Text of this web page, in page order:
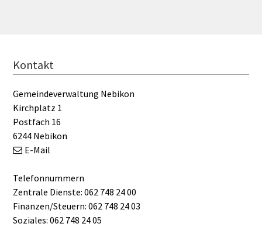
FOOTER
Kontakt
Gemeindeverwaltung Nebikon
Kirchplatz 1
Postfach 16
6244 Nebikon
E-Mail
Telefonnummern
Zentrale Dienste: 062 748 24 00
Finanzen/Steuern: 062 748 24 03
Soziales: 062 748 24 05